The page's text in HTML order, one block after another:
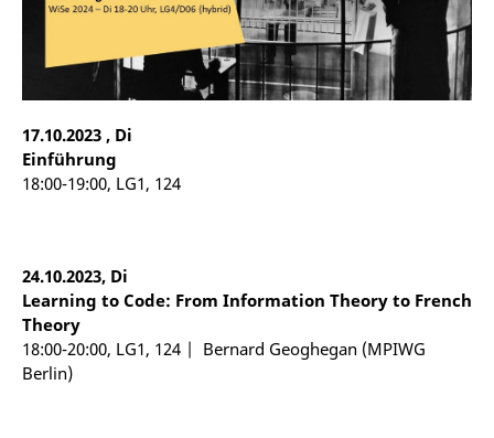
17.10.2023 , Di
Einführung
18:00-19:00, LG1, 124
24.10.2023, Di
Learning to Code: From Information Theory to French
Theory
18:00-20:00, LG1, 124 | Bernard Geoghegan (MPIWG
Berlin)